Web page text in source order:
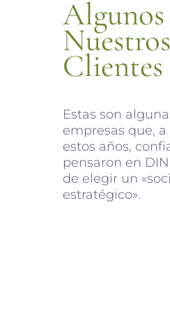
Algunos
Nuestros
Clientes
Estas son
empresas que,
estos años,
pensaron en
de elegir un
estratégico».